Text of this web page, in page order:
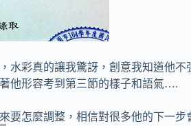
水彩真的讓我驚訝，創意我知道他
他形容考到第三節的樣子和語氣….
要怎麼調整，相信對很多他的下一步